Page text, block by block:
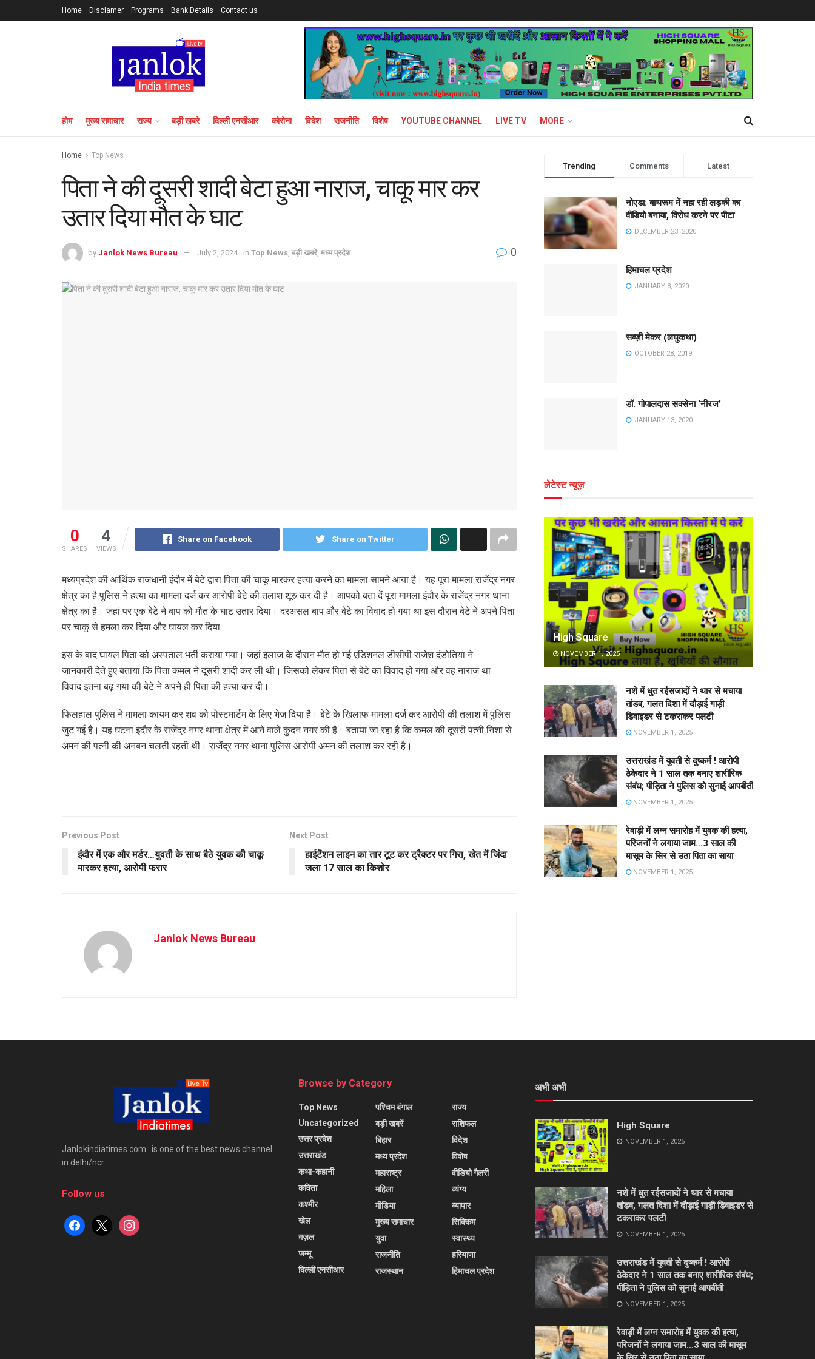
Home Disclamer Programs Bank Details Contact us
होम मुख्य समाचार राज्य बड़ी खबरे दिल्ली एनसीआर कोरोना विदेश राजनीति विशेष YOUTUBE CHANNEL LIVE TV MORE
Home Top News
पिता ने की दूसरी शादी बेटा हुआ नाराज, चाकू मार कर
उतार दिया मौत के घाट
by Janlok News Bureau July 2, 2024 in Top News बड़ी खबरें, मध्य प्रदेश 0
0
SHARES
4
VIEWS
Share on Facebook Share on Twitter
मध्यप्रदेश की आर्थिक राजधानी इंदौर में बेटे द्वारा पिता की चाकू मारकर हत्या करने का मामला सामने आया है। यह पूरा मामला राजेंद्र नगर
क्षेत्र का है पुलिस ने हत्या का मामला दर्ज कर आरोपी बेटे की तलाश शूरु कर दी है। आपको बता दें पूरा मामला इंदौर के राजेंद्र नगर थाना
क्षेत्र का है। जहां पर एक बेटे ने बाप को मौत के घाट उतार दिया। दरअसल बाप और बेटे का विवाद हो गया था इस दौरान बेटे ने अपने पिता
पर चाकू से हमला कर दिया और घायल कर दिया
इस के बाद घायल पिता को अस्पताल भर्ती कराया गया। जहां इलाज के दौरान मौत हो गई एडिशनल डीसीपी राजेश दंडोतिया ने
जानकारी देते हुए बताया कि पिता कमल ने दूसरी शादी कर ली थी। जिसको लेकर पिता से बेटे का विवाद हो गया और वह नाराज था
विवाद इतना बढ़ गया की बेटे ने अपने ही पिता की हत्या कर दी।
फिलहाल पुलिस ने मामला कायम कर शव को पोस्टमार्टम के लिए भेज दिया है। बेटे के खिलाफ मामला दर्ज कर आरोपी की तलाश में पुलिस
जुट गई है। यह घटना इंदौर के राजेंद्र नगर थाना क्षेत्र में आने वाले कुंदन नगर की है। बताया जा रहा है कि कमल की दूसरी पत्नी निशा से
अमन की पत्नी की अनबन चलती रहती थी। राजेंद्र नगर थाना पुलिस आरोपी अमन की तलाश कर रही है।
Previous Post
इंदौर में एक और मर्डर…युवती के साथ बैठे युवक की चाकू
मारकर हत्या, आरोपी फरार
Next Post
हाईटेंशन लाइन का तार टूट कर ट्रैक्टर पर गिरा, खेत में जिंदा
जला 17 साल का किशोर
Janlok News Bureau
Trending Comments Latest
नोएडा: बाथरूम में नहा रही लड़की का
वीडियो बनाया, विरोध करने पर पीटा
DECEMBER 23, 2020
हिमाचल प्रदेश
JANUARY 8, 2020
सब्ज़ी मेकर (लघुकथा)
OCTOBER 28, 2019
डॉ. गोपालदास सक्सेना ‘नीरज’
JANUARY 13, 2020
लेटेस्ट न्यूज़
High Square
NOVEMBER 1, 2025
नशे में धुत रईसजादों ने थार से मचाया
तांडव, गलत दिशा में दौड़ाई गाड़ी
डिवाइडर से टकराकर पलटी
NOVEMBER 1, 2025
उत्तराखंड में युवती से दुष्कर्म ! आरोपी
ठेकेदार ने 1 साल तक बनाए शारीरिक
संबंध; पीड़िता ने पुलिस को सुनाई आपबीती
NOVEMBER 1, 2025
रेवाड़ी में लग्न समारोह में युवक की हत्या,
परिजनों ने लगाया जाम…3 साल की
मासूम के सिर से उठा पिता का साया
NOVEMBER 1, 2025
Janlokindiatimes.com : is one of the best news channel
in delhi/ncr
Follow us
facebook
x instagram
Browse by Category
Top News
Uncategorized
उत्तर प्रदेश
उत्तराखंड
कथा-कहानी
कविता
कश्मीर
खेल
ग़ज़ल
जम्मू
दिल्ली एनसीआर
पश्चिम बंगाल
बड़ी खबरें
बिहार
मध्य प्रदेश
महाराष्ट्र
महिला
मीडिया
मुख्य समाचार
युवा
राजनीति
राजस्थान
राज्य
राशिफल
विदेश
विशेष
वीडियो गैलरी
व्यंग्य
व्यापार
सिक्किम
स्वास्थ्य
हरियाणा
हिमाचल प्रदेश
अभी अभी
High Square
NOVEMBER 1, 2025
नशे में धुत रईसजादों ने थार से मचाया
तांडव, गलत दिशा में दौड़ाई गाड़ी डिवाइडर से
टकराकर पलटी
NOVEMBER 1, 2025
उत्तराखंड में युवती से दुष्कर्म ! आरोपी
ठेकेदार ने 1 साल तक बनाए शारीरिक संबंध;
पीड़िता ने पुलिस को सुनाई आपबीती
NOVEMBER 1, 2025
रेवाड़ी में लग्न समारोह में युवक की हत्या,
परिजनों ने लगाया जाम…3 साल की मासूम